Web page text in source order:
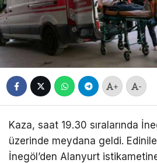
+ -
Kaza, saat 19.30 sıralarında
üzerinde meydana geldi.
İnegöl’den Alanyurt